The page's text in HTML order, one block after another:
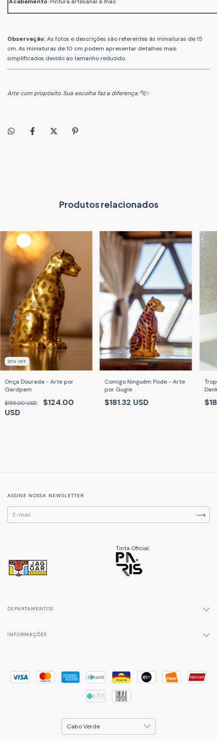
Observação:As fotos e descrições são referentes às miniaturas de 15
cm. As miniaturas de 10 cm podem apresentar detalhes mais
simplificados devido ao tamanho reduzido.
Arte com propósito. Sua escolha faz a diferença. 🐆✨
Produtos relacionados
20% OFF
Onça Dourada - Arte por
Gardpam
$155.00 USD
$124.00
USD
Comigo Ninguém Pode - Arte
por Gugie
$181.32 USD
ASSINE NOSSA NEWSLETTER
Tinta Oficial:
DEPARTAMENTOS
INFORMAÇÕES